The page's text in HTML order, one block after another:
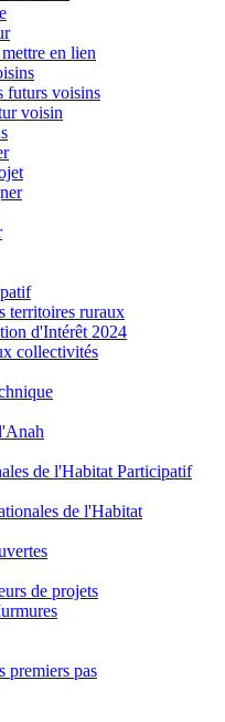
en lien
futurs voisins
voisin
territoires ruraux
d'Intérêt 2024
collectivités
de l'Habitat Participatif
de l'Habitat
de projets
premiers pas